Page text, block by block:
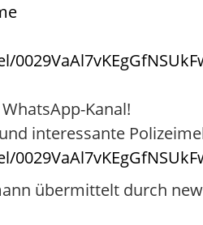
Kanal!
interessante
übermittelt durch